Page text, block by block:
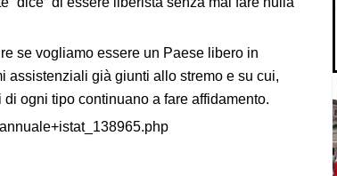
se vogliamo essere un Paese libero in
assistenziali già giunti allo stremo e su cui,
ogni tipo continuano a fare affidamento.